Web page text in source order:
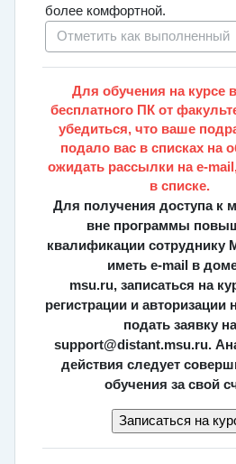
более комфортной.
Отметить как выполненный
Для обучения на курсе
бесплатного ПК от
убедиться, что ваше
подало вас в списках на
ожидать рассылки на e-
в списке.
Для получения доступа к
вне программы
квалификации сотруднику
иметь e-mail в
msu.ru, записаться на
регистрации и авторизации
подать заявку на
support@distant.msu.ru.
действия следует
обучения за свой